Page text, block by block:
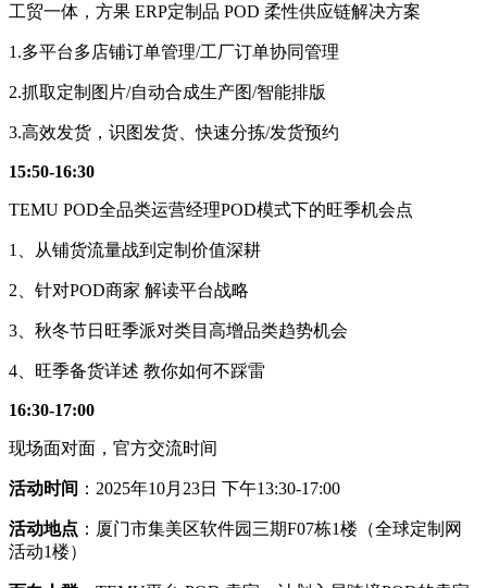
工贸一体，方果 ERP定制品 POD 柔性供应链解决方案
1.多平台多店铺订单管理/工厂订单协同管理
2.抓取定制图片/自动合成生产图/智能排版
3.高效发货，识图发货、快速分拣/发货预约
15:50-16:30
TEMU POD全品类运营经理POD模式下的旺季机会点
1、从铺货流量战到定制价值深耕
2、针对POD商家 解读平台战略
3、秋冬节日旺季派对类目高增品类趋势机会
4、旺季备货详述 教你如何不踩雷
16:30-17:00
现场面对面，官方交流时间
活动时间 ：2025年10月23日 下午13:30-17:00
活动地点 ：厦门市集美区软件园三期F07栋1楼（全球定制网
活动1楼）